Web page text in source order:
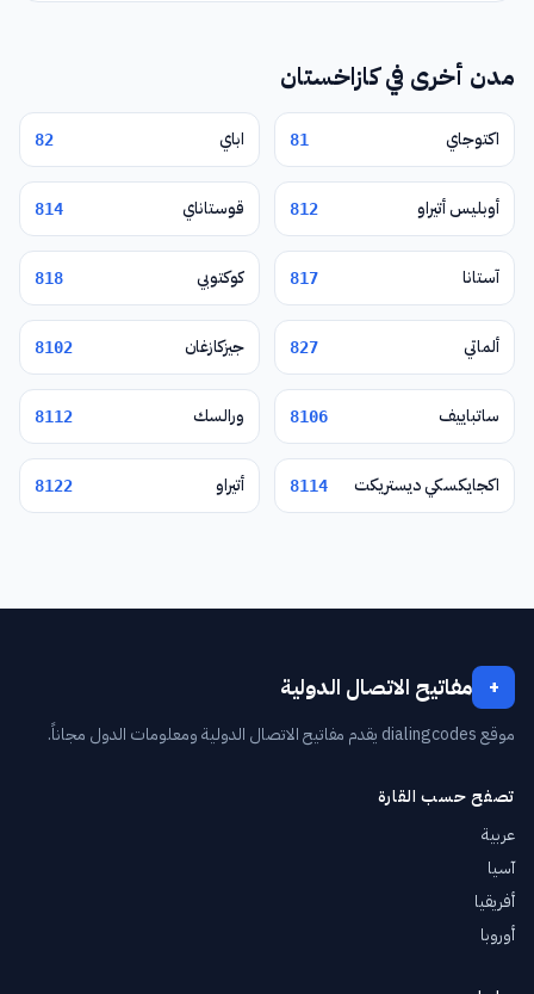
مدن أخرى في كازاخستان
اكتوجاي 81 اباي 82
أوبليس أتيراو 812 قوستاناي 814
آستانا 817 كوكتوبي 818
ألماتي 827 جيزكازغان 8102
ساتباييف 8106 ورالسك 8112
اكجايكسكي ديستريكت 8114 أتيراو 8122
+ مفاتيح الاتصال الدولية
موقع dialingcodes يقدم مفاتيح الاتصال الدولية ومعلومات الدول مجاناً.
تصفح حسب القارة
عربية
آسيا
أفريقيا
أوروبا